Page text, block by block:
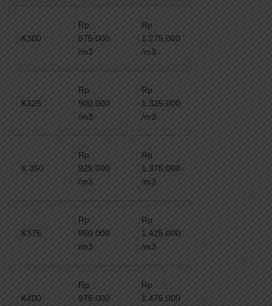
K300
Rp
875.000
/m3
Rp
1.275.000
/m3
K325
Rp
900.000
/m3
Rp
1.325.000
/m3
K 350
Rp
925.000
/m3
Rp
1.375.000
/m3
K375
Rp
950.000
/m3
Rp
1.425.000
/m3
K400
Rp
975.000
Rp
1.475.000